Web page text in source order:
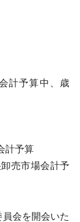
計予算中、歳
計予算
売市場会計予
会を開会いた